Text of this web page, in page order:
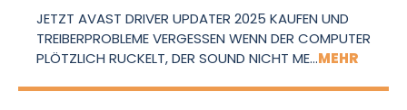
JETZT AVAST DRIVER UPDATER 2025 KAUFEN UND
TREIBERPROBLEME VERGESSEN WENN DER COMPUTER
PLÖTZLICH RUCKELT, DER SOUND NICHT ME…MEHR